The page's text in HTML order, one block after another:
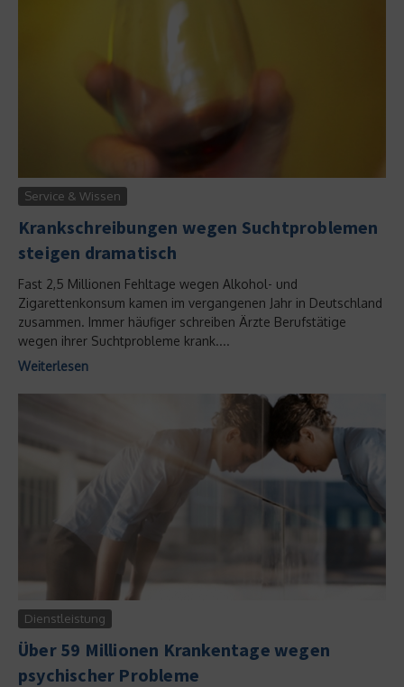
Service & Wissen
Krankschreibungen wegen Suchtproblemen
steigen dramatisch
Fast 2,5 Millionen Fehltage wegen Alkohol- und
Zigarettenkonsum kamen im vergangenen Jahr in Deutschland
zusammen. Immer häufiger schreiben Ärzte Berufstätige
wegen ihrer Suchtprobleme krank....
Weiterlesen
Dienstleistung
Über 59 Millionen Krankentage wegen
psychischer Probleme